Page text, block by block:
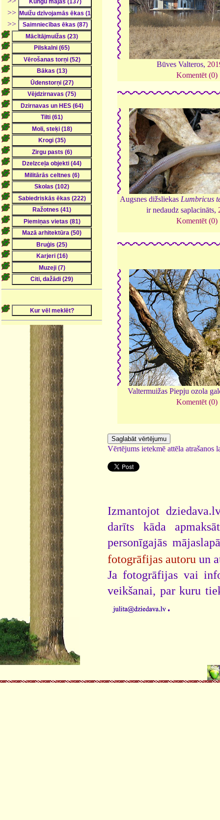
>>
>>
Būves Valteros,
Komentēt (0)
Augsnes dižsliekas Lumbricus
ir nedaudz saplacināts,
Komentēt (0)
Valtermuižas Piepju ozola
Komentēt (0)
Vērtējums ietekmē attēla atrašanos
Izmantojot
darīts kāda
personīgajās
fotogrāfijas autoru un
Ja fotogrāfijas vai
veikšanai, par kuru
.